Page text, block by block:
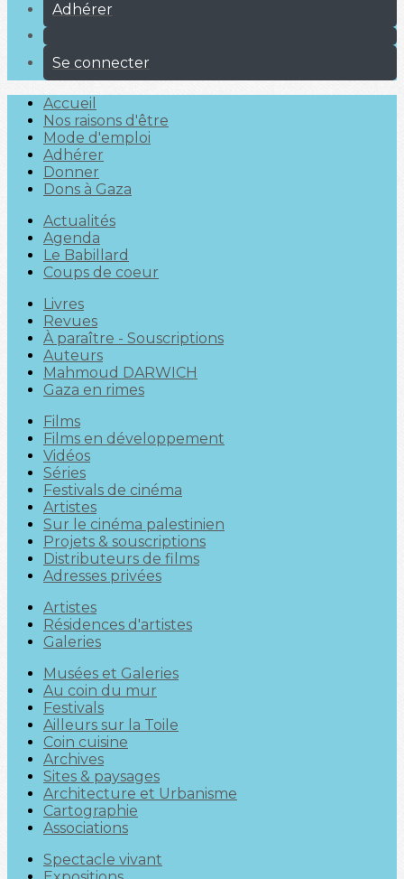
Adhérer
Se connecter
Accueil
Nos raisons d'être
Mode d'emploi
Adhérer
Donner
Dons à Gaza
Actualités
Agenda
Le Babillard
Coups de coeur
Livres
Revues
À paraître - Souscriptions
Auteurs
Mahmoud DARWICH
Gaza en rimes
Films
Films en développement
Vidéos
Séries
Festivals de cinéma
Artistes
Sur le cinéma palestinien
Projets & souscriptions
Distributeurs de films
Adresses privées
Artistes
Résidences d'artistes
Galeries
Musées et Galeries
Au coin du mur
Festivals
Ailleurs sur la Toile
Coin cuisine
Archives
Sites & paysages
Architecture et Urbanisme
Cartographie
Associations
Spectacle vivant